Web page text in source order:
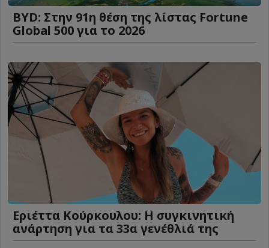
BYD: Στην 91η θέση της λίστας Fortune
Global 500 για το 2026
Εριέττα Κούρκουλου: Η συγκινητική
ανάρτηση για τα 33α γενέθλιά της